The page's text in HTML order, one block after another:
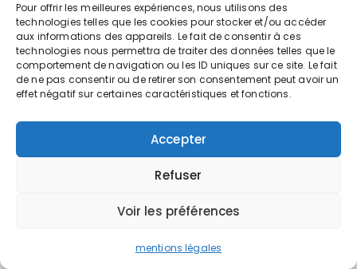
Pour offrir les meilleures expériences, nous utilisons des
technologies telles que les cookies pour stocker et/ou accéder
aux informations des appareils. Le fait de consentir à ces
technologies nous permettra de traiter des données telles que le
comportement de navigation ou les ID uniques sur ce site. Le fait
de ne pas consentir ou de retirer son consentement peut avoir un
effet négatif sur certaines caractéristiques et fonctions.
Accepter
Refuser
Voir les préférences
mentions légales
Accueil
Comptabilité
Fiscalité
Gestion